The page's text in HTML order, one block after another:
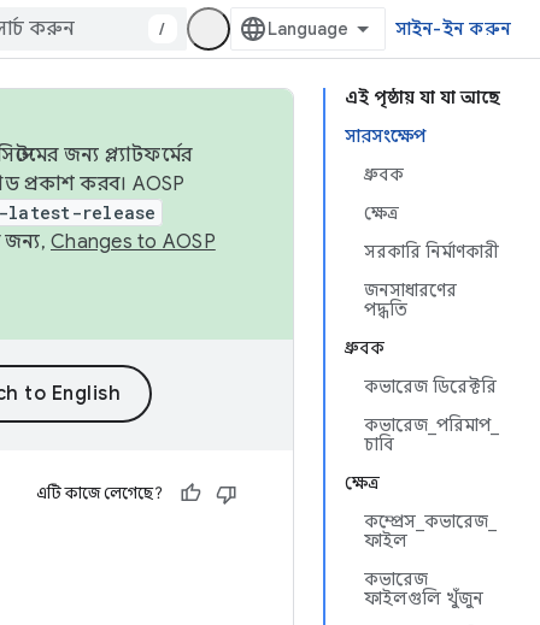
/ সাইন-ইন করুন
এই পৃষ্ঠায় যা যা আছে
সারসংক্ষেপ
ধ্রুবক
ক্ষেত্র
সরকারি নির্মাণকারী
জনসাধারণের
পদ্ধতি
ধ্রুবক
কভারেজ ডিরেক্টরি
কভারেজ_পরিমাপ_
চাবি
ক্ষেত্র
কম্প্রেস_কভারেজ_
ফাইল
কভারেজ
ফাইলগুলি খুঁজুন
জন্য প্ল্যাটফর্মের
প্রকাশ করব। AOSP
latest-release
জন্য, Changes to AOSP
এটি কাজে লেগেছে?